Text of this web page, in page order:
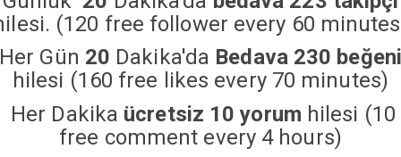
(120 free follower every 60
Her Gün 20 Dakika'da Bedava 230 beğeni
hilesi (160 free likes every 70 minutes)
Her Dakika ücretsiz 10 yorum hilesi (10
free comment every 4 hours)